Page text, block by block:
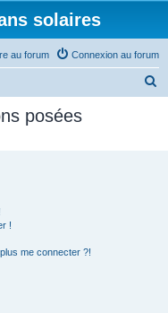
solaires
Connexion au forum
au forum
posées
!
me connecter ?!